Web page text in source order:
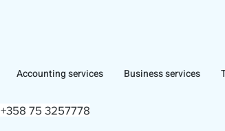
Accounting services Business services
+358 75 3257778